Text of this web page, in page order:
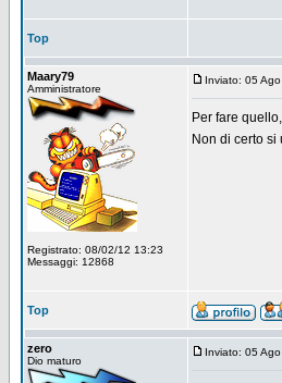
Top
Maary79
Amministratore
Registrato: 08/02/12 13:23
Messaggi: 12868
Inviato: 05
Per fare
Non di certo
Top
zero
Dio maturo
Inviato: 05